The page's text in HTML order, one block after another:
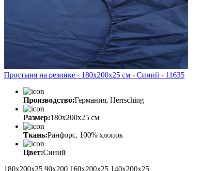
Простыня на резинке - 180x200x25 cм - Синий - 11635
Производство:Германия, Herrsching
Размер:180x200x25 cм
Ткань:Ранфорс, 100% хлопок
Цвет:Синий
180x200х25 90х200 160x200x25 140x200x25